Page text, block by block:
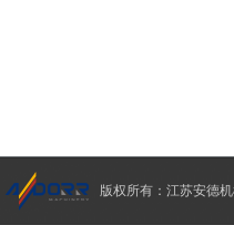
版权所有：江苏安德